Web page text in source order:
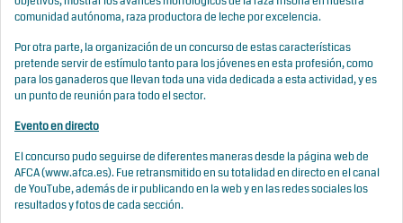
comunidad autónoma, raza productora de leche por excelencia.
Por otra parte, la organización de un concurso de estas características
pretende servir de estímulo tanto para los jóvenes en esta profesión, como
para los ganaderos que llevan toda una vida dedicada a esta actividad, y es
un punto de reunión para todo el sector.
Evento en directo
El concurso pudo seguirse de diferentes maneras desde la página web de
AFCA (www.afca.es). Fue retransmitido en su totalidad en directo en el canal
de YouTube, además de ir publicando en la web y en las redes sociales los
resultados y fotos de cada sección.